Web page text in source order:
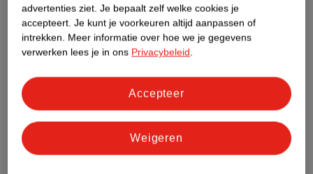
Dit product heeft (nog) geen Nature
Impact Score.
Meer informatie
Bestel & Bezorginformatie
Bekijk ook
advertenties ziet. Je bepaalt zelf welke cookies je
accepteert. Je kunt je voorkeuren altijd aanpassen of
intrekken. Meer informatie over hoe we je gegevens
verwerken lees je in ons Privacybeleid.
Weigeren
Accepteer